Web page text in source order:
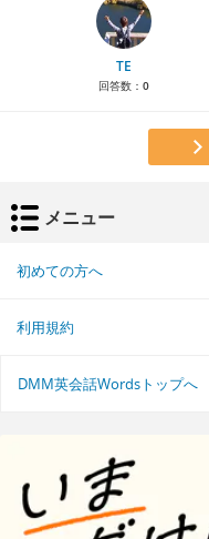
TE
回答数： 0
メニュー
初めての方へ
利用規約
DMM英会話Wordsトップへ